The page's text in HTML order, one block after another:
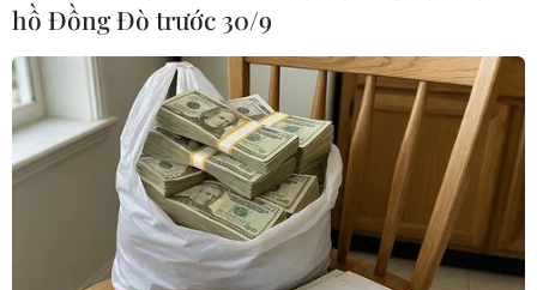
chủ cơ sở sản xuất, chế
biến
Công an huyện Lục Ngạn xác định đối tượng Mai
Văn Huyên đã lừa đảo chiếm đoạt tài sản của
khoảng 40 người, mỗi người từ 2-7 triệu đồng, thu
lợi bất chính tổng số tiền khoảng hai trăm triệu
hồ Đồng Đò trước 30/9